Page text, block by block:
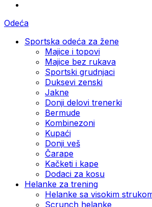
Odeća
Sportska odeća za žene
Majice i topovi
Majice bez rukava
Sportski grudnjaci
Duksevi zenski
Jakne
Donji delovi trenerki
Bermude
Kombinezoni
Kupaći
Donji veš
Čarape
Kačketi i kape
Dodaci za kosu
Helanke za trening
Helanke sa visokim
Scrunch helanke